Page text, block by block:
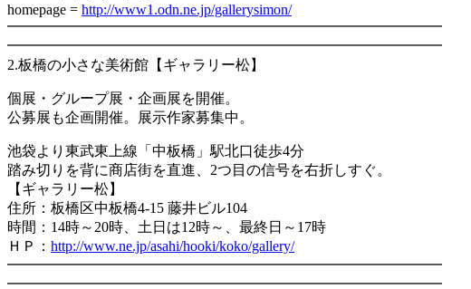
homepage = http://www1.odn.ne.jp/gallerysimon/
━━━━━━━━━━━━━━━━━━━━━━━━━━━━━━
━━━━━━━━━━━━━━━━━━━━━━━━━━━━━━
2.板橋の小さな美術館【ギャラリー松】
個展・グループ展・企画展を開催。
公募展も企画開催。展示作家募集中。
池袋より東武東上線「中板橋」駅北口徒歩4分
踏み切りを背に商店街を直進、2つ目の信号を右折しすぐ。
【ギャラリー松】
住所：板橋区中板橋4-15 藤井ビル104
時間：14時～20時、土日は12時～、最終日～17時
ＨＰ： http://www.ne.jp/asahi/hooki/koko/gallery/
━━━━━━━━━━━━━━━━━━━━━━━━━━━━━━
━━━━━━━━━━━━━━━━━━━━━━━━━━━━━━